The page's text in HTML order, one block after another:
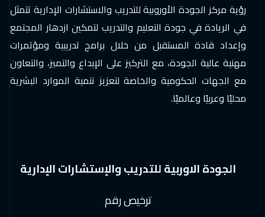
رؤية مركز الجودة الأوروبية للتدريب والاستشارات الإدارية تتمثل
في الريادة في جودة التعليم والتدريب لتمكين ازدهار المجتمع
وإعداد قادة المستقبل من خلال برامج تدريبية ومؤتمرات
مهنية عالية الجودة، مع التركيز على الإبداع والتميز، والتعاون
مع الجهات الحكومية والخاصة لتعزيز تنمية الموارد البشرية
محليًا وعربيًا وعالميًا.
الجودة الاوربية للتدريب والإستشارات الإدارية
ترخيص رقم